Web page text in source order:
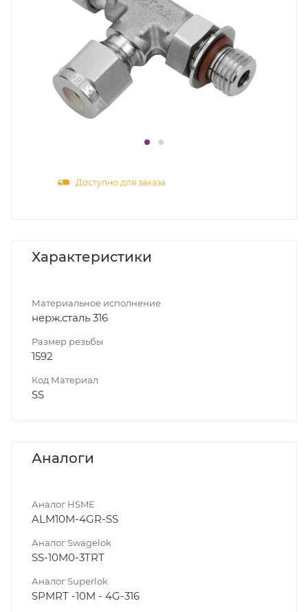
Доступно для заказа
Характеристики
Материальное исполнение
нерж.сталь 316
Размер резьбы
1592
Код Материал
SS
Аналоги
Аналог HSME
ALM10M-4GR-SS
Аналог Swagelok
SS-10M0-3TRT
Аналог Superlok
SPMRT -10M - 4G-316